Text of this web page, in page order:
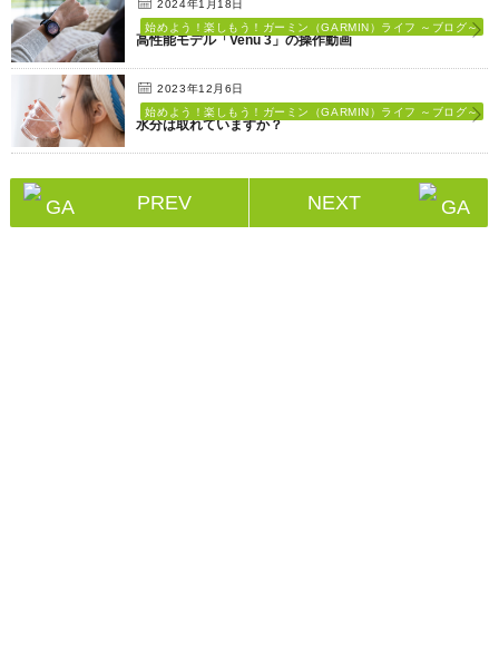
2024年1月18日
始めよう！楽しもう！ガーミン（GARMIN）ライフ ～ブログ～
高性能モデル「Venu 3」の操作動画
2023年12月6日
始めよう！楽しもう！ガーミン（GARMIN）ライフ ～ブログ～
水分は取れていますか？
PREV NEXT